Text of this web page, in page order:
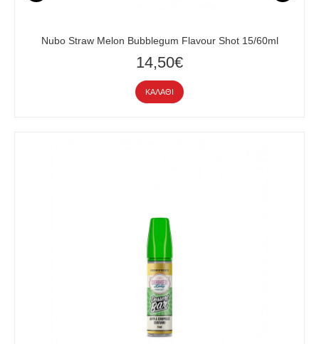
Nubo Straw Melon Bubblegum Flavour Shot 15/60ml
14,50€
ΚΑΛΆΘΙ